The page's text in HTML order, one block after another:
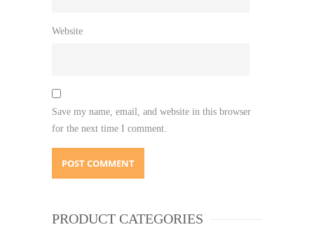
Website
Save my name, email, and website in this browser
for the next time I comment.
PRODUCT CATEGORIES